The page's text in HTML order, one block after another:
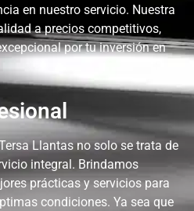
en nuestro servicio. Nuestra
a precios competitivos,
por tu inversión en
Llantas no solo se trata de
integral. Brindamos
prácticas y servicios para
condiciones. Ya sea que